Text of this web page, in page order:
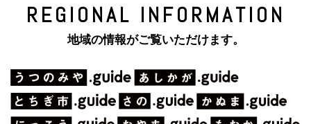
REGIONAL INFORMATION
地域の情報がご覧いただけます。